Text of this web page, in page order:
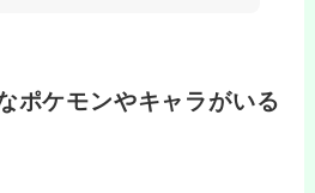
ポケモンやキャラがいる